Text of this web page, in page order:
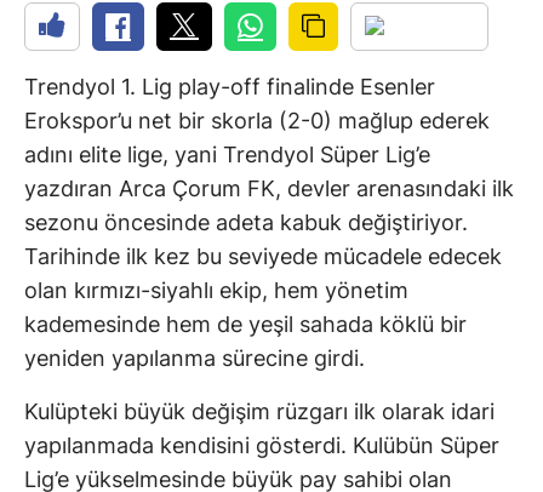
Trendyol 1. Lig play-off finalinde Esenler
Erokspor’u net bir skorla (2-0) mağlup ederek
adını elite lige, yani Trendyol Süper Lig’e
yazdıran Arca Çorum FK, devler arenasındaki ilk
sezonu öncesinde adeta kabuk değiştiriyor.
Tarihinde ilk kez bu seviyede mücadele edecek
olan kırmızı-siyahlı ekip, hem yönetim
kademesinde hem de yeşil sahada köklü bir
yeniden yapılanma sürecine girdi.
Kulüpteki büyük değişim rüzgarı ilk olarak idari
yapılanmada kendisini gösterdi. Kulübün Süper
Lig’e yükselmesinde büyük pay sahibi olan